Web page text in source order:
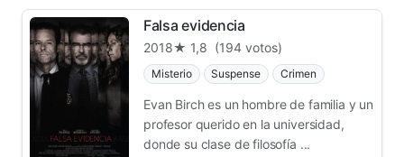
Falsa evidencia
2018★ 1,8 (194 votos)
Misterio Suspense Crimen
Evan Birch es un hombre de familia y un
profesor querido en la universidad,
donde su clase de filosofía ...